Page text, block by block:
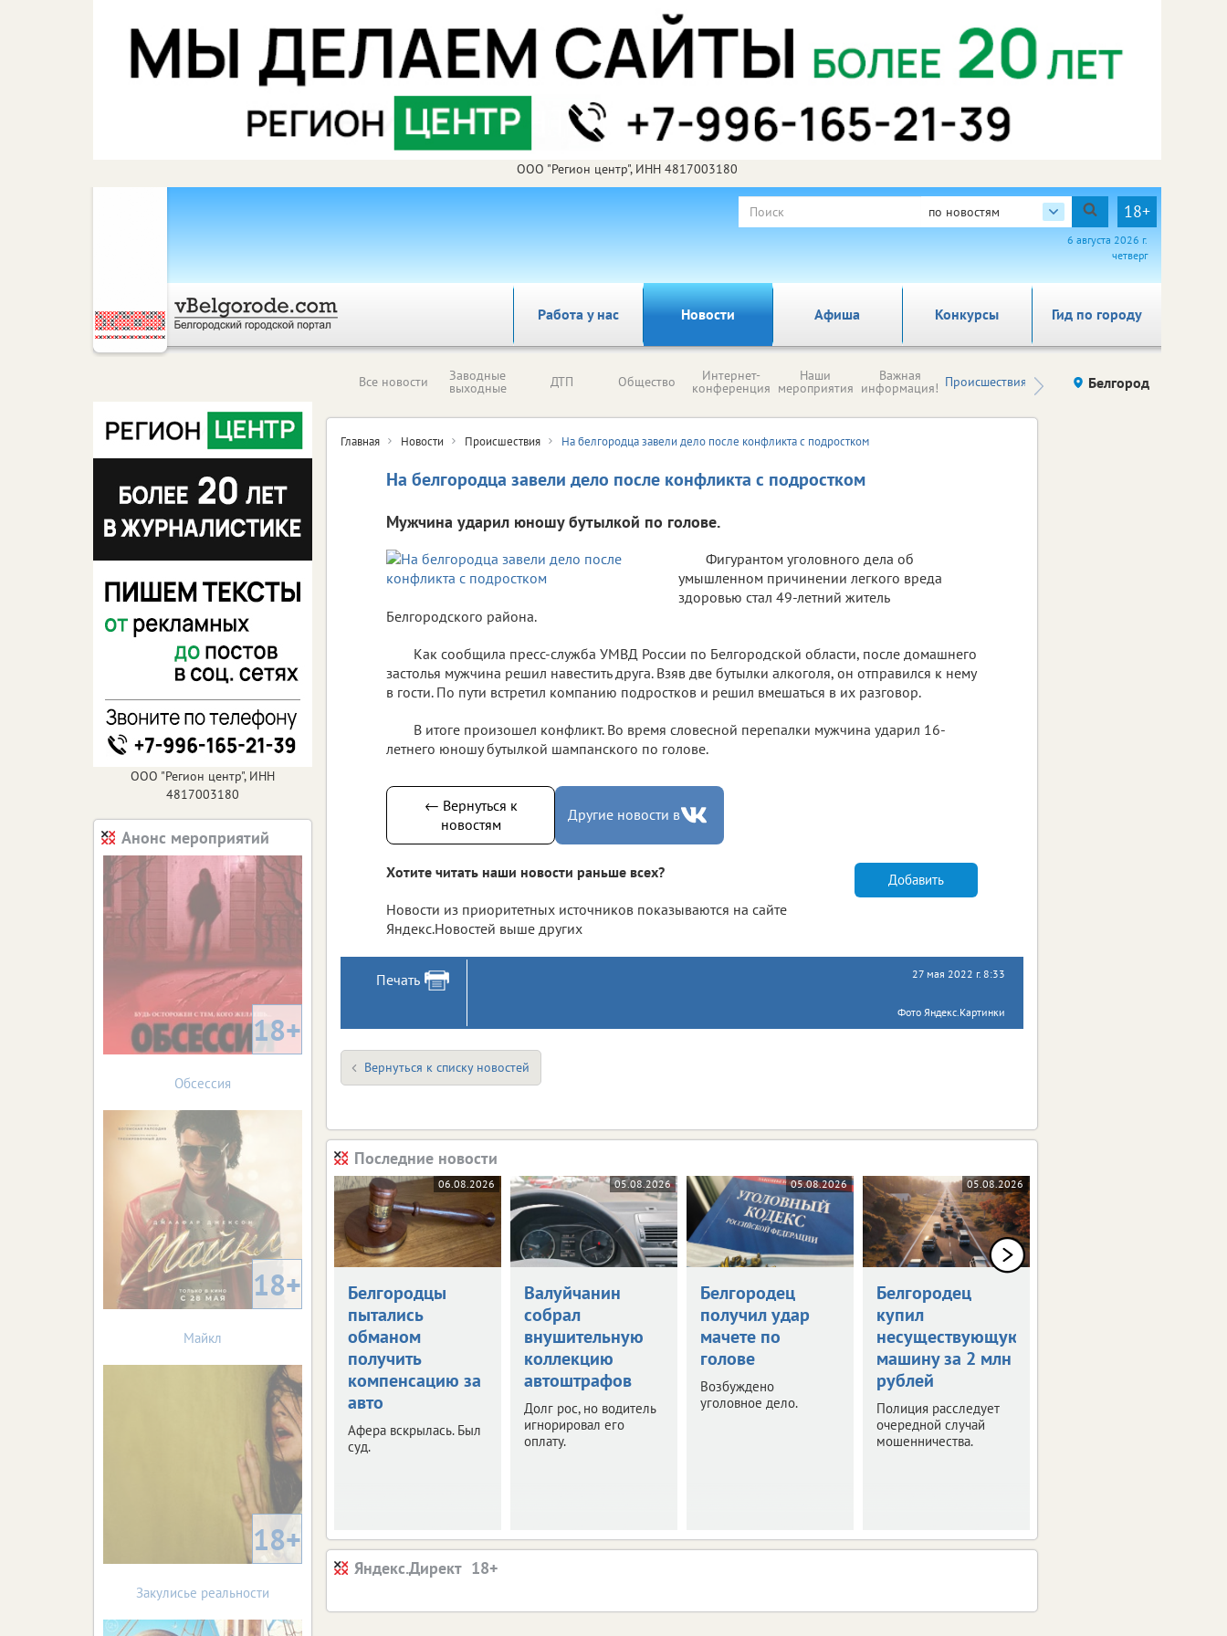
ООО "Регион центр", ИНН 4817003180
по новостям 18+
6 августа 2026 г.
четверг
Работа у нас Новости Афиша Гид по городу
Конкурсы
Все новости Заводные
выходные ДТП Общество Интернет-
конференция
Наши
мероприятия
Важная
информация! Происшествия Здоровье компаний (на
правах
Белгород
Главная Новости Происшествия На белгородца завели дело после конфликта с подростком
На белгородца завели дело после конфликта с подростком
Мужчина ударил юношу бутылкой по голове.
Фигурантом уголовного дела об
умышленном причинении легкого вреда
здоровью стал 49-летний житель
Белгородского района.
Как сообщила пресс-служба УМВД России по Белгородской области, после домашнего
застолья мужчина решил навестить друга. Взяв две бутылки алкоголя, он отправился к нему
в гости. По пути встретил компанию подростков и решил вмешаться в их разговор.
В итоге произошел конфликт. Во время словесной перепалки мужчина ударил 16-
летнего юношу бутылкой шампанского по голове.
← Вернуться к
новостям
Другие новости в
Хотите читать наши новости раньше всех?
Новости из приоритетных источников показываются на сайте
Яндекс.Новостей выше других
Добавить
Печать 27 мая 2022 г. 8:33
Фото Яндекс.Картинки
Вернуться к списку новостей
Последние новости
06.08.2026
Белгородцы
пытались
обманом
получить
компенсацию за
авто
Афера вскрылась. Был
суд.
05.08.2026
Валуйчанин
собрал
внушительную
коллекцию
автоштрафов
Долг рос, но водитель
игнорировал его
оплату.
05.08.2026
Белгородец
получил удар
мачете по
голове
Возбуждено
уголовное дело.
05.08.2026
Белгородец
купил
несуществующую
машину за 2 млн
рублей
Полиция расследует
очередной случай
мошенничества.
Яндекс.Директ
ООО "Регион центр", ИНН
4817003180
Анонс мероприятий
18+
Обсессия
18+
Майкл
18+
Закулисье реальности